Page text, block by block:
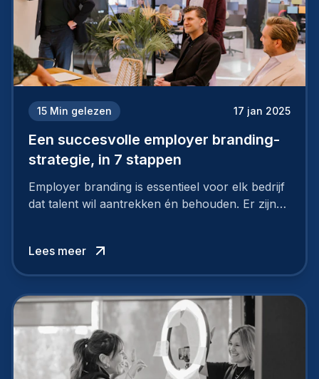
15 Min gelezen 17 jan 2025
Een succesvolle employer branding-
strategie, in 7 stappen
Employer branding is essentieel voor elk bedrijf
dat talent wil aantrekken én behouden. Er zijn
niet van vandaag op morgen. Hoe pak je dat
aan, starten met employer branding?
Lees meer